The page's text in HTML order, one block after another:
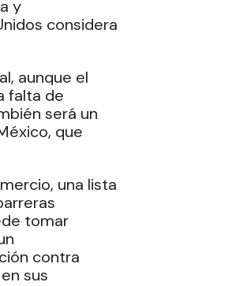
y
considera
aunque el
falta de
será un
que
una lista
tomar
contra
sus